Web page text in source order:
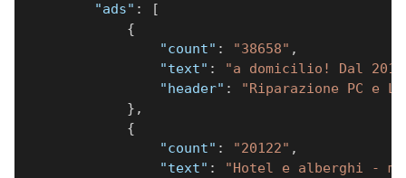
"ads" :
[
{
"count" : "38658" ,
"text" :
"a domicilio! Dal
"header" :
"Riparazione PC e
} ,
{
"count" : "20122" ,
"text" :
"Hotel e alberghi -